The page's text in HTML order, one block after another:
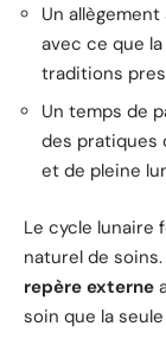
Un
avec ce que
traditions
Un temps de
des pratiques
et de pleine
Le cycle lunaire
naturel de soins.
repère externe
soin que la